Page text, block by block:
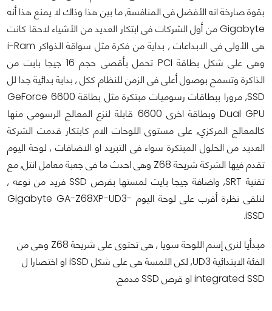
بقوة صارخة انه الأفضل فى المنافسة, ما بين هذا وذاك لا يمنع هذا أنه
Gigabyte من أول الشركات فى ابتكار العديد من الأشياء لاحقا كانت
هى الأولى فى الابداعات , بداية من فكرة مثل سواقة الذواكر i-Ram
وهى على شكل بطاقة PCI تحمل بأقصى حجم 16 جيجا بايت من
الذاكرة وتسمح بوصول أعلى فى الزمن للنظام ككل , بداية بدائية جدا لل
SSD, مرورا ببطاقات رسوميات مبتكرة مثل بطاقة GeForce 6600
Dual GPU وبطاقة اخرى 6600 قابلة لنزع المعالج الرسومي منها
كالمعالج المركزي, على مستوى اللوحات الام كابتكار قدمت الشركة
العديد من الحلول المبتكرة سواء فى التبريد او الاضافات , لوحة اليوم
تقدم فيها الشركة شريحة Z68 وهى احدث ما فى جعبة معامل انتل, مع
تقنية SRT, واضافة جيجا بايت لمستها بقرص SSD فريد من نوعه ,
لنلقى نظرة أقرب على لوحة اليوم Gigabyte GA-Z68XP-UD3-
iSSD.
مبدأيا لنرى إسم اللوحة سويا , هى تحتوى على شريحة Z68 وهى من
الفئة الابتدائية UD3, لكن اللمسة هى على شكل iSSD او اختصارا ل
integrated SSD او قرص SSD مدمج.